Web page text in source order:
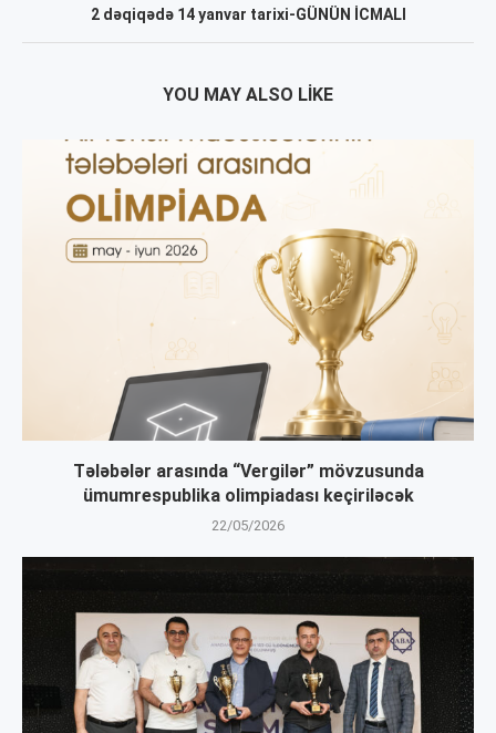
2 dəqiqədə 14 yanvar tarixi-GÜNÜN İCMALI
YOU MAY ALSO LIKE
Tələbələr arasında “Vergilər” mövzusunda
ümumrespublika olimpiadası keçiriləcək
22/05/2026